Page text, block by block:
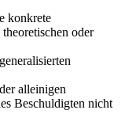
konkrete
oder
alleinigen
Beschuldigten nicht